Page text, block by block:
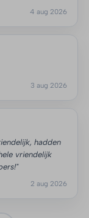
4 aug 2026
3 aug 2026
hadden
vriendelijk
2 aug 2026